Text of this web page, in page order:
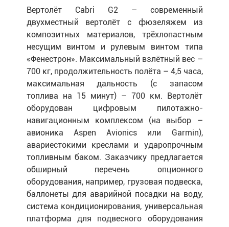
Вертолёт Cabri G2 – современный
двухместный вертолёт с фюзеляжем из
композитных материалов, трёхлопастным
несущим винтом и рулевым винтом типа
«Фенестрон». Максимальный взлётный вес –
700 кг, продолжительность полёта – 4,5 часа,
максимальная дальность (с запасом
топлива на 15 минут) – 700 км. Вертолёт
оборудован цифровым пилотажно-
навигационным комплексом (на выбор –
авионика Aspen Avionics или Garmin),
авариестокими креслами и ударопрочным
топливным баком. Заказчику предлагается
обширный перечень опционного
оборудования, например, грузовая подвеска,
баллонеты для аварийной посадки на воду,
система кондиционирования, универсальная
платформа для подвесного оборудования